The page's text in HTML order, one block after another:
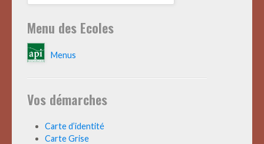
Menu des Ecoles
Menus
Vos démarches
Carte d’identité
Carte Grise